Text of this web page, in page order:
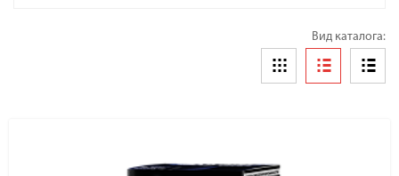
Вид каталога: